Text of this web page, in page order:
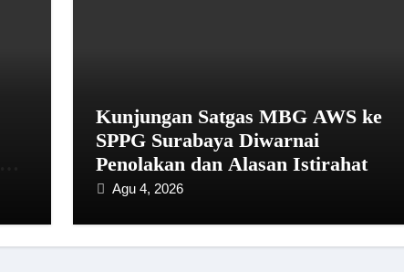
Kunjungan Satgas MBG AWS ke
SPPG Surabaya Diwarnai
Penolakan dan Alasan Istirahat
Agu 4, 2026